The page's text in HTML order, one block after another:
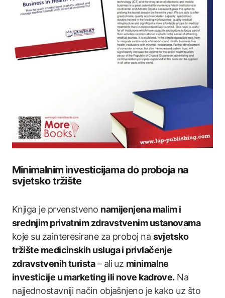
Minimalnim investicijama do proboja na
svjetsko tržište
Knjiga je prvenstveno namijenjena malim i
srednjim privatnim zdravstvenim ustanovama
koje su zainteresirane za proboj na svjetsko
tržište medicinskih usluga i privlačenje
zdravstvenih turista– ali uz minimalne
investicije u marketing ili nove kadrove. Na
najjednostavniji način objašnjeno je kako uz što